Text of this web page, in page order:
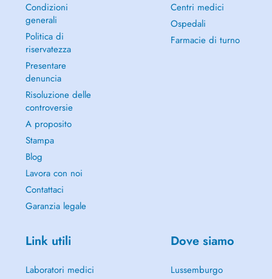
Condizioni
generali
Politica di
riservatezza
Presentare
denuncia
Risoluzione delle
controversie
A proposito
Stampa
Blog
Lavora con noi
Contattaci
Garanzia legale
Centri medici
Ospedali
Farmacie di turno
Link utili
Laboratori medici
Dove siamo
Lussemburgo